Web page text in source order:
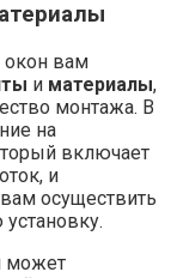
окон вам
и материалы,
монтажа. В
на
включает
и
осуществить
может